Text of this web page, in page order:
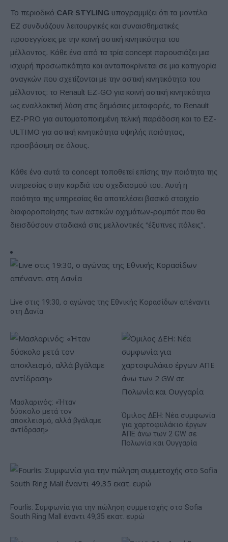
Το περιοδικό CAR STYLING υπογραμμίζει ότι τα μοντέλα
EZ συνδυάζουν λειτουργικές και συναισθηματικές
προσεγγίσεις με την κοινή αστική κινητικότητα του
μέλλοντος. Κάθε ένα από τα τρία concept παρουσιάζει μια
ισχυρή προσωπικότητα και ανταποκρίνεται σε μια κατηγορία
αναγκών που σχετίζονται με την αστική κινητικότητα του
μέλλοντος: το Renault EZ-GO για κοινή αστική κινητικότητα
ως εναλλακτική λύση στις δημόσιες μεταφορές, το Renault
EZ-PRO για αυτοματοποιημένη τελική παράδοση και το EZ-
ULTIMO για αστική κινητικότητα υψηλής ποιότητας,
προσβάσιμη σε όλους.
Κάθε ένα αυτά τα concept τοποθετεί επίσης την ποιότητα της
υπηρεσίας στην καρδιά του σχεδιασμού του. Αυτή η
ποιότητα της υπηρεσίας θα αποτελέσει βασικό στοιχείο
διαφοροποίησης των αστικών οχημάτων-ρομπότ που θα
διεισδύσουν σταδιακά στις μελλοντικές “έξυπνες πόλεις”.
Live στις 19:30, ο αγώνας της Εθνικής Κορασίδων απέναντι
στη Δανία
Μασλαρινός: «Ήταν
δύσκολο μετά τον
αποκλεισμό, αλλά βγάλαμε
αντίδραση»
Όμιλος ΔΕΗ: Νέα συμφωνία
για χαρτοφυλάκιο έργων
ΑΠΕ άνω των 2 GW σε
Πολωνία και Ουγγαρία
Fourlis: Συμφωνία για την πώληση συμμετοχής στο Sofia
South Ring Mall έναντι 49,35 εκατ. ευρώ